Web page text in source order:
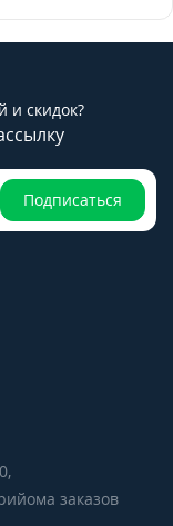
и скидок?
Подписаться
заказов